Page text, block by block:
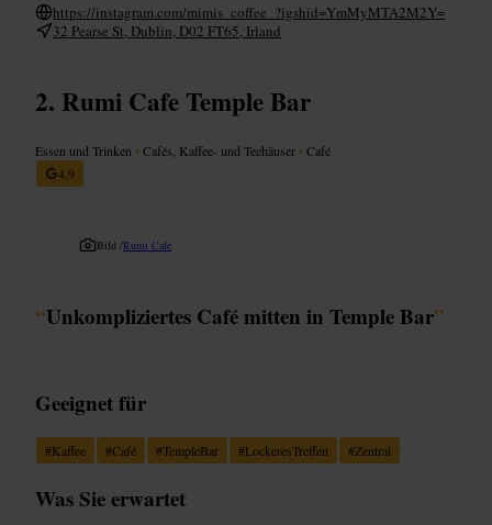
https://instagram.com/mimis_coffee_?igshid=YmMyMTA2M2Y=
32 Pearse St, Dublin, D02 FT65, Irland
Rumi Cafe Temple Bar
Essen und Trinken •Cafés, Kaffee- und Teehäuser •Café
4,9
Bild /Rumi Cafe
“Unkompliziertes Café mitten in Temple Bar”
Geeignet für
#Kaffee #Café #TempleBar #LockeresTreffen #Zentral
Was Sie erwartet